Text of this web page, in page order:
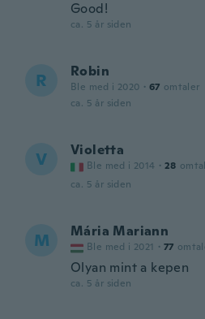
Good!
ca. 5 år siden
R Robin
Ble med i 2020 · 67 omtaler
ca. 5 år siden
V Violetta
Ble med i 2014 · 28
ca. 5 år siden
M Mária Mariann
Ble med i 2021 · 77
Olyan mint a kepen
ca. 5 år siden